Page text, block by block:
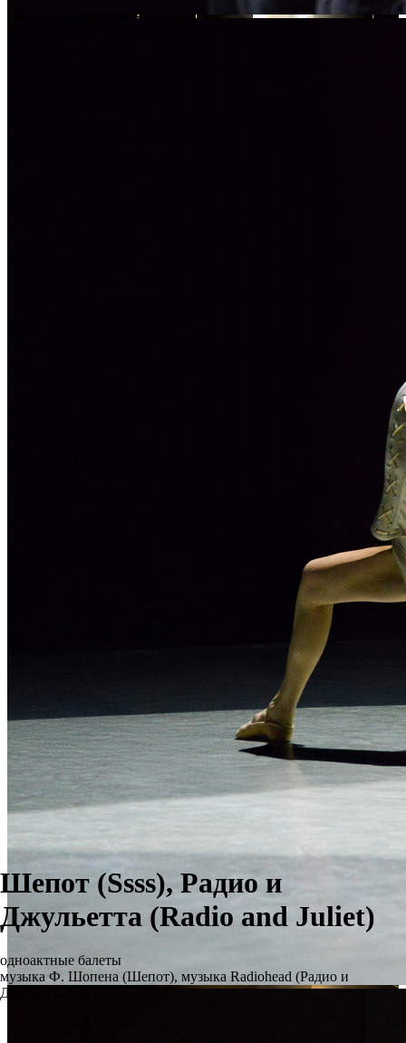
Шепот (Ssss), Радио и
Джульетта (Radio and Juliet)
одноактные балеты
музыка Ф. Шопена (Шепот), музыка Radiohead (Радио и
Джульетта)